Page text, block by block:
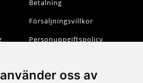
oss av
Betalning
Försäljningsvillkor
Personuppgiftspolicy